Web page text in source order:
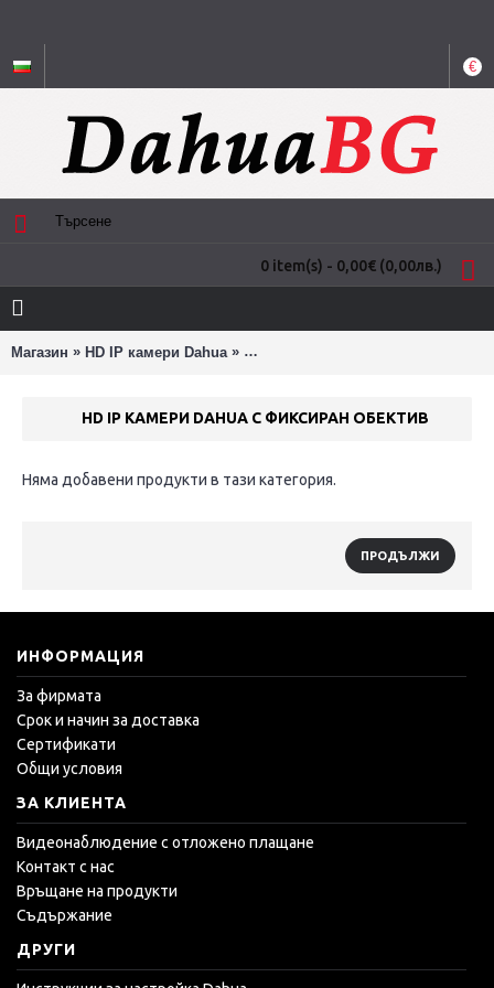
€
0 item(s) - 0,00€ (0,00лв.)
Магазин » HD IP камери Dahua » HD IP камери Dahua с фиксиран
HD IP КАМЕРИ DAHUA С ФИКСИРАН ОБЕКТИВ
Няма добавени продукти в тази категория.
ПРОДЪЛЖИ
ИНФОРМАЦИЯ
За фирмата
Срок и начин за доставка
Сертификати
Общи условия
ЗА КЛИЕНТА
Видеонаблюдение с отложено плащане
Контакт с нас
Връщане на продукти
Съдържание
ДРУГИ